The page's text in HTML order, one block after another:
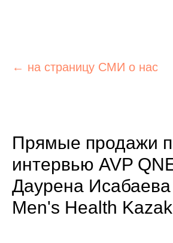
← на страницу СМИ о нас
Прямые продажи
интервью AVP
Даурена
Men's Health